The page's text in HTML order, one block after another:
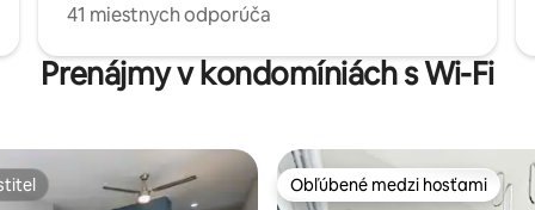
41 miestnych odporúča
Prenájmy v kondomíniách s Wi-Fi
Obľúbené medzi hosťami
Obľúbené medzi hosťami